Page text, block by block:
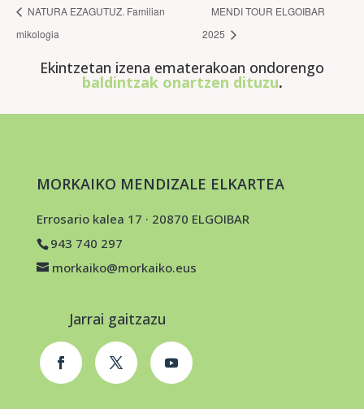
NATURA EZAGUTUZ. Familian
mikologia
MENDI TOUR ELGOIBAR
2025
Ekintzetan izena ematerakoan ondorengo
baldintzak onartzen dituzu.
MORKAIKO MENDIZALE ELKARTEA
Errosario kalea 17 · 20870 ELGOIBAR
943 740 297
morkaiko@morkaiko.eus
Jarrai gaitzazu